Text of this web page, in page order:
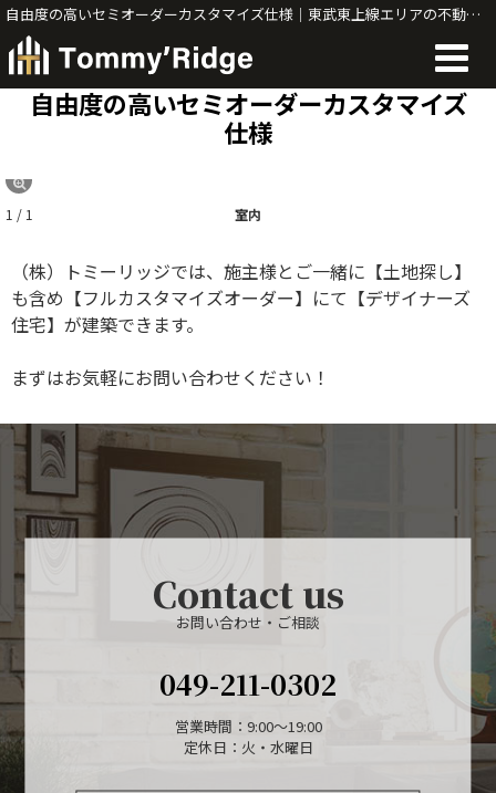
自由度の高いセミオーダーカスタマイズ仕様｜東武東上線エリアの不動産売買・建築ならTommy'Ridge
自由度の高いセミオーダーカスタマイズ
仕様
室内
1 / 1
（株）トミーリッジでは、施主様とご一緒に【土地探し】
も含め【フルカスタマイズオーダー】にて【デザイナーズ
住宅】が建築できます。
まずはお気軽にお問い合わせください！
Contact us
お問い合わせ・ご相談
049-211-0302
営業時間：9:00〜19:00
定休日：火・水曜日